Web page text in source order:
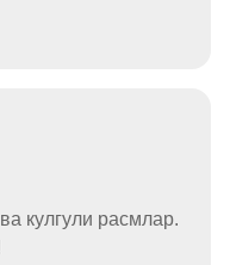
кулгули расмлар.